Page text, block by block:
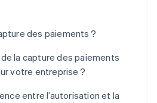
des paiements ?
la capture des paiements
votre entreprise ?
entre l’autorisation et la